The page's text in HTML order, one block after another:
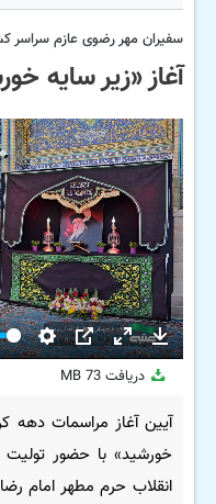
سفیران مهر رضوی عازم سراسر
آغاز «زیر سایه
Settings
PIP
Enter
fullscreen
دریافت 73 MB
آیین آغاز مراسمات دهه
خورشید» با حضور
انقلاب حرم مطهر امام